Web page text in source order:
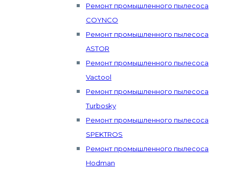
Ремонт промышленного пылесоса
COYNCO
Ремонт промышленного пылесоса
ASTOR
Ремонт промышленного пылесоса
Vactool
Ремонт промышленного пылесоса
Turbosky
Ремонт промышленного пылесоса
SPEKTROS
Ремонт промышленного пылесоса
Hodman